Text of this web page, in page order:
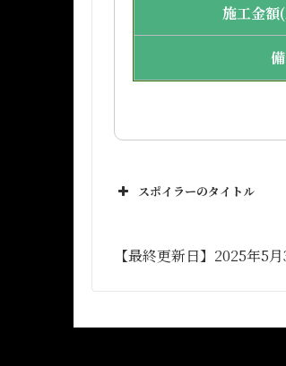
施工金額
スポイラーのタイトル
【最終更新日】2025年5